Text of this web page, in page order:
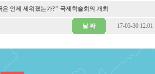
은 언제 세워졌는가?" 국제학술회의 개최
날 짜 17-03-30 12:01